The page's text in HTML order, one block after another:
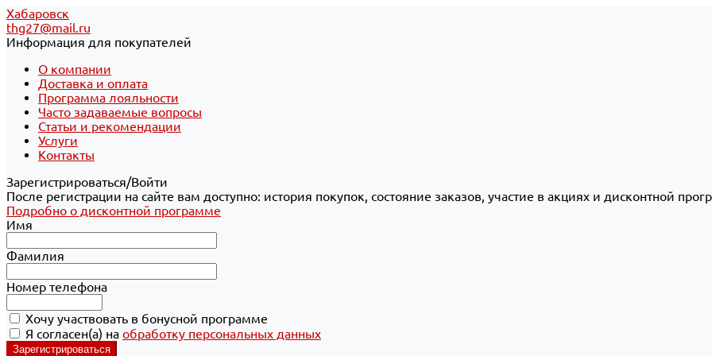
Хабаровск
thg27@mail.ru
Информация для покупателей
О компании
Доставка и оплата
Программа лояльности
Часто задаваемые вопросы
Статьи и рекомендации
Услуги
Контакты
Зарегистрироваться/Войти
После регистрации на сайте вам доступно: история покупок, состояние заказов, участие в акциях и дисконтной
Подробно о дисконтной программе
Имя
Фамилия
Номер телефона
Хочу участвовать в бонусной программе
Я согласен(а) на обработку персональных данных